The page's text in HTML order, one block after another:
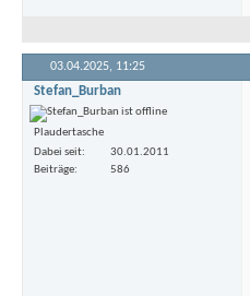
03.04.2025, 11:25
Stefan_Burban
Plaudertasche
Dabei seit
30.01.2011
Beiträge
586